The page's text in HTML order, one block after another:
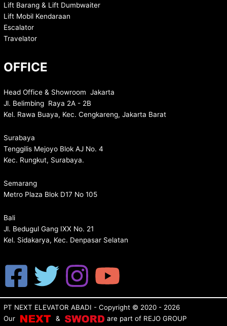
Lift Barang & Lift Dumbwaiter
Lift Mobil Kendaraan
Escalator
Travelator
OFFICE
Head Office & Showroom Jakarta
Jl. Belimbing Raya 2A - 2B
Kel. Rawa Buaya, Kec. Cengkareng, Jakarta Barat
Surabaya
Tenggilis Mejoyo Blok AJ No. 4
Kec. Rungkut, Surabaya.
Semarang
Metro Plaza Blok D17 No 105
Bali
Jl. Bedugul Gang IXX No. 21
Kel. Sidakarya, Kec. Denpasar Selatan
PT NEXT ELEVATOR ABADI - Copyright © 2020 - 2026
Our
& are part of REJO GROUP